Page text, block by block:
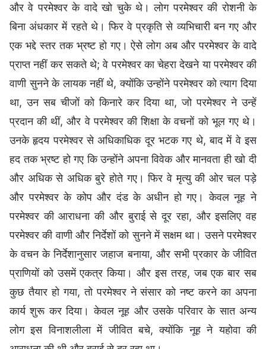
और वे परमेश्वर के वादे खो चुके थे। लोग परमेश्वर की रोशनी के
बिना अंधकार में रहते थे। फिर वे प्रकृति से व्यभिचारी बन गए और
एक भद्दे स्तर तक भ्रष्ट हो गए। ऐसे लोग अब और परमेश्वर के वादे
प्राप्त नहीं कर सकते थे; वे परमेश्वर का चेहरा देखने या परमेश्वर की
वाणी सुनने के लायक नहीं थे, क्योंकि उन्होंने परमेश्वर को त्याग दिया
था, उन सब चीजों को किनारे कर दिया था, जो परमेश्वर ने उन्हें
प्रदान की थीं, और वे परमेश्वर की शिक्षा के वचनों को भूल गए थे।
उनके हृदय परमेश्वर से अधिकाधिक दूर भटक गए थे, बाद में वे इस
हद तक भ्रष्ट हो गए कि उन्होंने अपना विवेक और मानवता ही खो दी
और अधिक से अधिक बुरे होते गए। फिर वे मृत्यु की ओर चल पड़े
और परमेश्वर के कोप और दंड के अधीन हो गए। केवल नूह ने
परमेश्वर की आराधना की और बुराई से दूर रहा, और इसलिए वह
परमेश्वर की वाणी और निर्देशों को सुनने में सक्षम था। उसने परमेश्वर
के वचन के निर्देशानुसार जहाज बनाया, और सभी प्रकार के जीवित
प्राणियों को उसमें एकत्र किया। और इस तरह, जब एक बार सब
कुछ तैयार हो गया, तो परमेश्वर ने संसार को नष्ट करने का अपना
कार्य शुरू कर दिया। केवल नूह और उसके परिवार के सात अन्य
लोग इस विनाशलीला में जीवित बचे, क्योंकि नूह ने यहोवा की